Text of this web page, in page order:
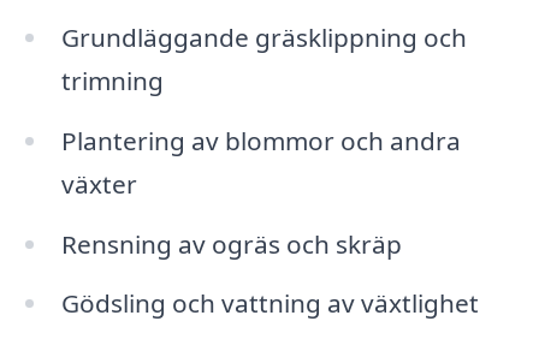
Grundläggande gräsklippning och
trimning
Plantering av blommor och andra
växter
Rensning av ogräs och skräp
Gödsling och vattning av växtlighet